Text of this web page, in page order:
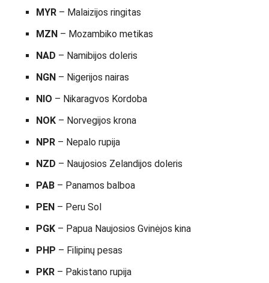
MYR – Malaizijos ringitas
MZN – Mozambiko metikas
NAD – Namibijos doleris
NGN – Nigerijos nairas
NIO – Nikaragvos Kordoba
NOK – Norvegijos krona
NPR – Nepalo rupija
NZD – Naujosios Zelandijos doleris
PAB – Panamos balboa
PEN – Peru Sol
PGK – Papua Naujosios Gvinėjos kina
PHP – Filipinų pesas
PKR – Pakistano rupija